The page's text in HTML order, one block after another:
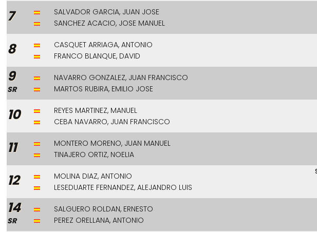
7
SALVADOR GARCIA, JUAN JOSE
SANCHEZ ACACIO, JOSE MANUEL
8
CASQUET ARRIAGA, ANTONIO
FRANCO BLANQUE, DAVID
9
SR
NAVARRO GONZALEZ, JUAN FRANCISCO
MARTOS RUBIRA, EMILIO JOSE
10
REYES MARTINEZ, MANUEL
CEBA NAVARRO, JUAN FRANCISCO
11
MONTERO MORENO, JUAN MANUEL
TINAJERO ORTIZ, NOELIA
12
MOLINA DIAZ, ANTONIO
LESEDUARTE FERNANDEZ, ALEJANDRO LUIS
14
SR
SALGUERO ROLDAN, ERNESTO
PEREZ ORELLANA, ANTONIO